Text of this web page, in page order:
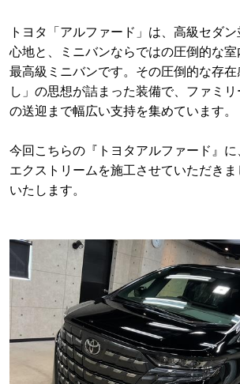
トヨタ「アルファード」は、高級セダ
心地と、ミニバンならではの圧倒的な
最高級ミニバンです。その圧倒的な存
し」の思想が詰まった装備で、ファミ
の送迎まで幅広い支持を集めています。
今回こちらの『トヨタアルファード』に
エクストリームを施工させていただき
いたします。